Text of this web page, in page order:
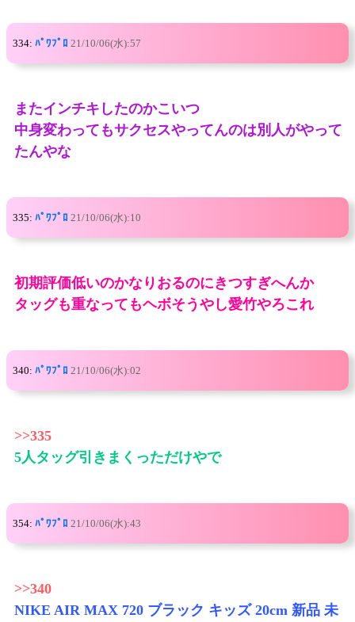
334: ﾊﾟﾜﾌﾟﾛ 21/10/06(水):57
またインチキしたのかこいつ
中身変わってもサクセスやってんのは別人がやって
たんやな
335: ﾊﾟﾜﾌﾟﾛ 21/10/06(水):10
初期評価低いのかなりおるのにきつすぎへんか
タッグも重なってもヘボそうやし愛竹やろこれ
340: ﾊﾟﾜﾌﾟﾛ 21/10/06(水):02
>>335
5人タッグ引きまくっただけやで
354: ﾊﾟﾜﾌﾟﾛ 21/10/06(水):43
>>340
NIKE AIR MAX 720 ブラック キッズ 20cm 新品 未